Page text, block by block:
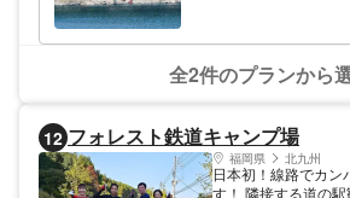
全2件のプランから
12 フォレスト鉄道キャンプ場
福岡県 北九州
日本初！線路でカ
す！ 隣接する道の駅